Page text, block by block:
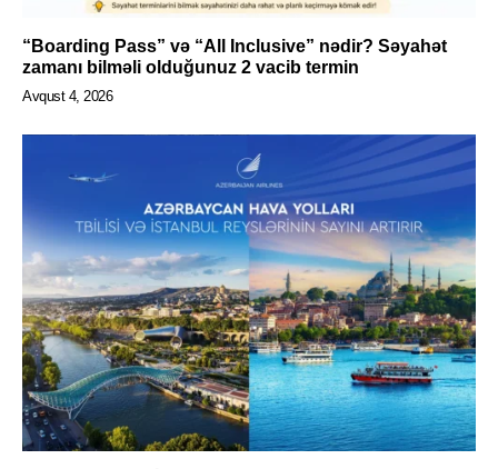
“Boarding Pass” və “All Inclusive” nədir? Səyahət
zamanı bilməli olduğunuz 2 vacib termin
Avqust 4, 2026